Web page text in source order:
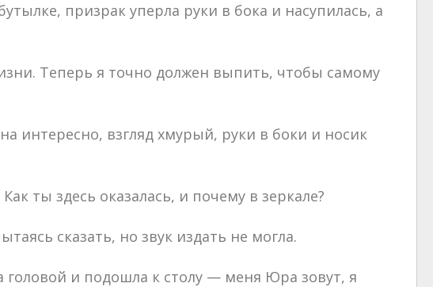
призрак уперла руки в бока и насупилась, а
Теперь я точно должен выпить, чтобы самому
интересно, взгляд хмурый, руки в боки и носик
ты здесь оказалась, и почему в зеркале?
сказать, но звук издать не могла.
и подошла к столу — меня Юра зовут, я